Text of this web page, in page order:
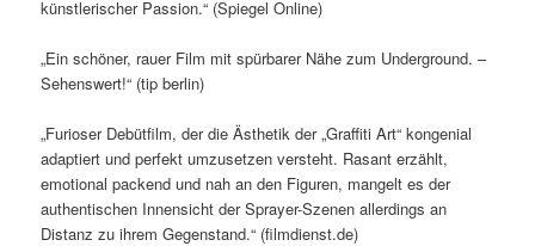
künstlerischer Passion.“ (Spiegel Online)
„Ein schöner, rauer Film mit spürbarer Nähe zum Underground. –
Sehenswert!“ (tip berlin)
„Furioser Debütfilm, der die Ästhetik der „Graffiti Art“ kongenial
adaptiert und perfekt umzusetzen versteht. Rasant erzählt,
emotional packend und nah an den Figuren, mangelt es der
authentischen Innensicht der Sprayer-Szenen allerdings an
Distanz zu ihrem Gegenstand.“ (filmdienst.de)